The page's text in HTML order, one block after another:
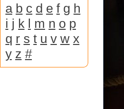
a b c d e f g h
i j k l m n o p
q r s t u v w x
y z #